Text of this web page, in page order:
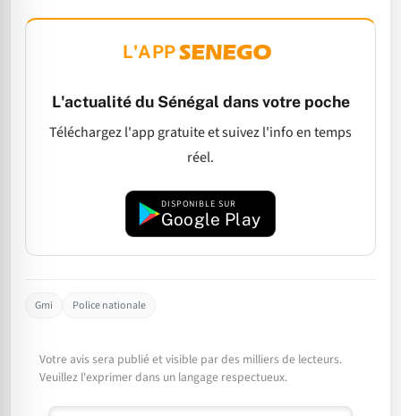
L'APP
L'actualité du Sénégal dans votre poche
Téléchargez l'app gratuite et suivez l'info en temps
réel.
DISPONIBLE SUR
Google Play
Gmi Police nationale
Votre avis sera publié et visible par des milliers de lecteurs.
Veuillez l'exprimer dans un langage respectueux.